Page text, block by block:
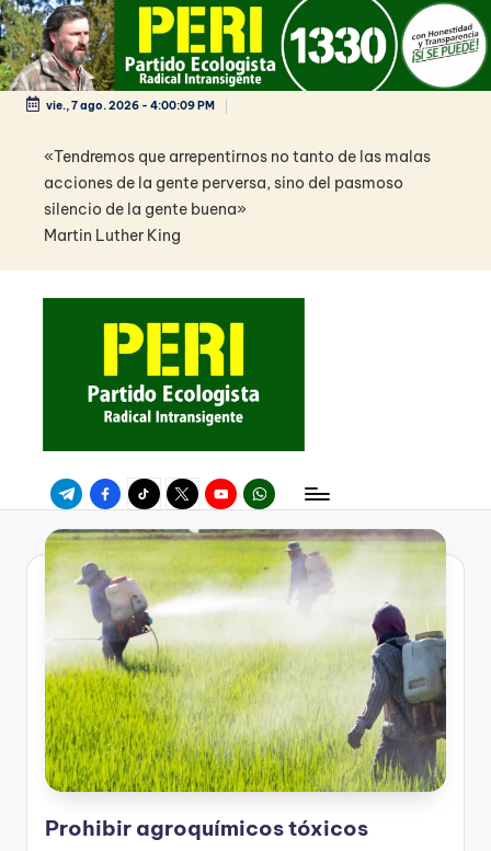
Saltar
al
contenidovie., 7 ago. 2026- 4:00:10 PM
«Tendremos que arrepentirnos no tanto de las malas
acciones de la gente perversa, sino del pasmoso
silencio de la gente buena»
Martin Luther King
TelegramFacebookTikTokTwitterYoutubeWhatsApp
Prohibir agroquímicos tóxicos